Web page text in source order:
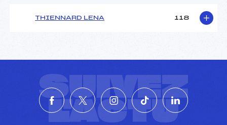
THIENNARD LENA 118
SUIVEZ
L'ACTU